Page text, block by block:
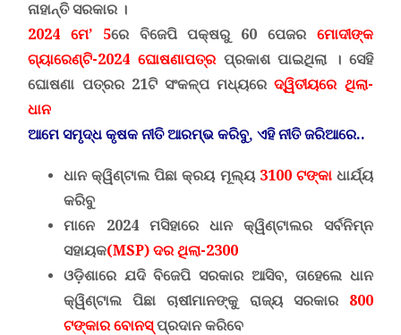
ନାହାନ୍ତି ସରକାର ।
2024 ମେ’ 5ରେ ବିଜେପି ପକ୍ଷରୁ 60 ପେଜର ମୋଦୀଙ୍କ
ଗ୍ୟାରେଣ୍ଟି-2024 ଘୋଷଣାପତ୍ରପ୍ରକାଶ ପାଇଥିଲା । ସେହି
ଘୋଷଣା ପତ୍ରର 21ଟି ସଂକଳ୍ପ ମଧ୍ୟରେଦ୍ୱିତୀୟରେ ଥିଲା-
ଧାନ
ଆମେ ସମୃଦ୍ଧ କୃଷକ ନୀତି ଆରମ୍ଭ କରିବୁ,ଏହି ନୀତି ଜରିଆରେ..
ଧାନ କ୍ୱିଣ୍ଟାଲ ପିଛା କ୍ରୟ ମୂଲ୍ୟ3100 ଟଙ୍କାଧାର୍ଯ୍ୟ
କରିବୁ
ମାନେ 2024 ମସିହାରେ ଧାନ କ୍ୱିଣ୍ଟାଲର ସର୍ବନିମ୍ନ
ସହାୟକ(MSP) ଦର ଥିଲା-2300
ଓଡ଼ିଶାରେ ଯଦି ବିଜେପି ସରକାର ଆସିବ,ତାହେଲେ ଧାନ
କ୍ୱିଣ୍ଟାଲ ପିଛା ଚାଷୀମାନଙ୍କୁ ରାଜ୍ୟ ସରକାର 800
ଟଙ୍କାର ବୋନସ୍ପ୍ରଦାନ କରିବେ